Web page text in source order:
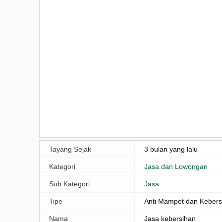
Tayang Sejak 3 bulan yang lalu
Kategori Jasa dan Lowongan
Sub Kategori Jasa
Tipe Anti Mampet dan
Nama Jasa kebersihan